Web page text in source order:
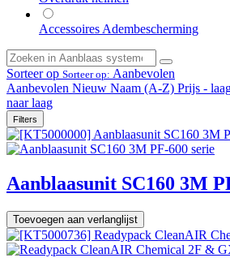
Accessoires Adembescherming
Sorteer op Sorteer op: Aanbevolen
Aanbevolen Nieuw Naam (A-Z) Prijs -
naar laag
Filters
Aanblaasunit SC160 3M
Toevoegen aan verlanglijst